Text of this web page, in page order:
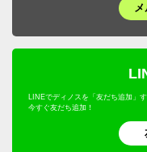
LINEでディノスを「友だち追加」
今すぐ友だち追加！